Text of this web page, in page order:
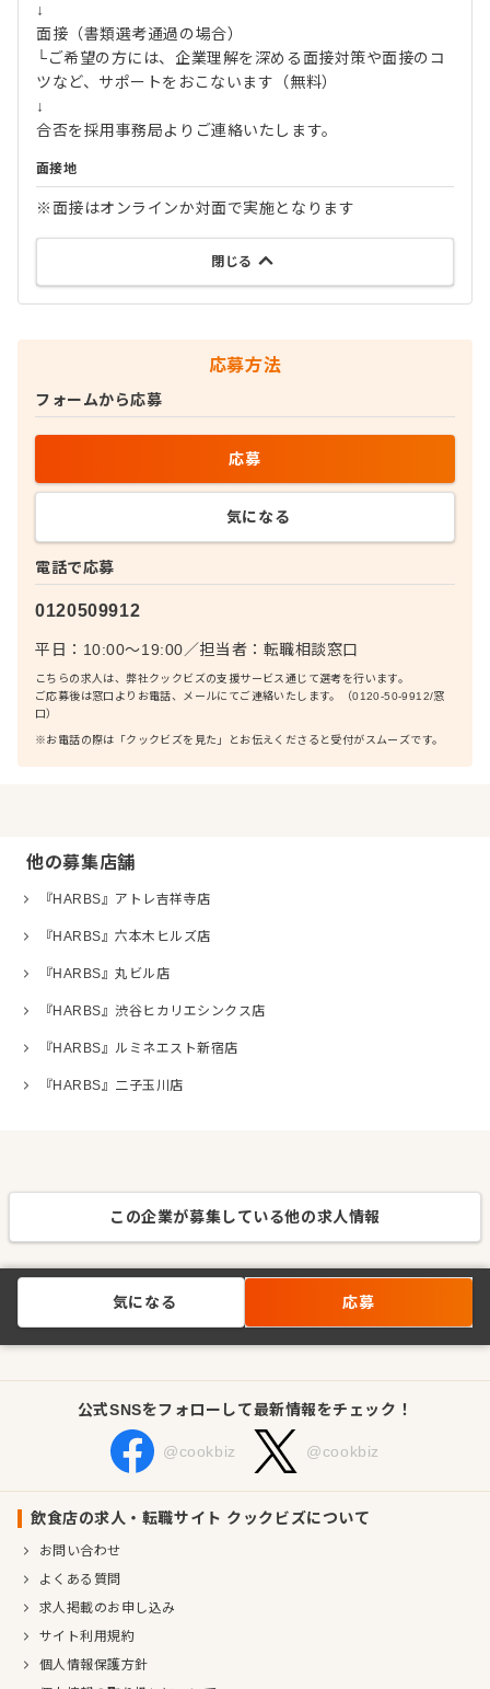
↓
面接（書類選考通過の場合）
└ご希望の方には、企業理解を深める面接対策や面接のコ
ツなど、サポートをおこないます（無料）
↓
合否を採用事務局よりご連絡いたします。
面接地
※面接はオンラインか対面で実施となります
閉じる
応募方法
電話で応募
0120509912
平日：10:00〜19:00／担当者： 転職相談窓口
こちらの求人は、弊社クックビズの支援サービス通じて選考を行います。
ご応募後は窓口よりお電話、メールにてご連絡いたします。（0120-50-9912/窓
口）
※お電話の際は「クックビズを見た」とお伝えくださると受付がスムーズです。
フォームから応募
応募
気になる
他の募集店舗
『HARBS』アトレ吉祥寺店
『HARBS』六本木ヒルズ店
『HARBS』丸ビル店
『HARBS』渋谷ヒカリエシンクス店
『HARBS』ルミネエスト新宿店
『HARBS』二子玉川店
この企業が募集している他の求人情報
気になる 応募
公式SNSをフォローして最新情報をチェック！
@cookbiz @cookbiz
飲食店の求人・転職サイト クックビズについて
お問い合わせ
よくある質問
求人掲載のお申し込み
サイト利用規約
個人情報保護方針